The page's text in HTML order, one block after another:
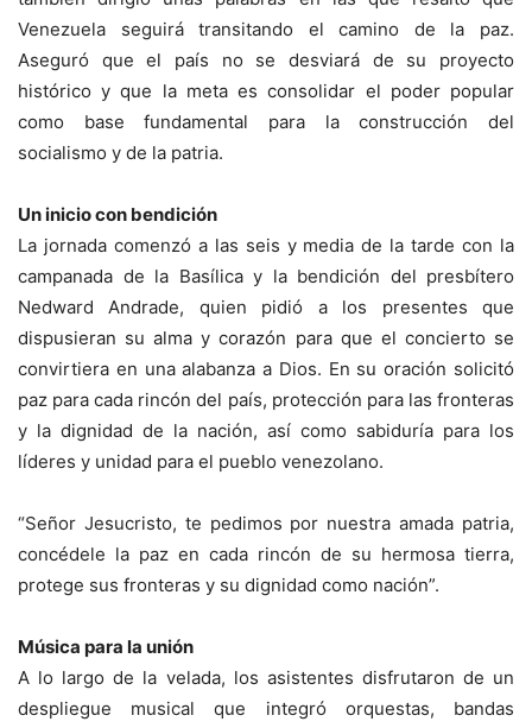
Venezuela seguirá transitando el camino de la paz.
Aseguró que el país no se desviará de su proyecto
histórico y que la meta es consolidar el poder popular
como base fundamental para la construcción del
socialismo y de la patria.
Un inicio con bendición
La jornada comenzó a las seis y media de la tarde con la
campanada de la Basílica y la bendición del presbítero
Nedward Andrade, quien pidió a los presentes que
dispusieran su alma y corazón para que el concierto se
convirtiera en una alabanza a Dios. En su oración solicitó
paz para cada rincón del país, protección para las fronteras
y la dignidad de la nación, así como sabiduría para los
líderes y unidad para el pueblo venezolano.
“Señor Jesucristo, te pedimos por nuestra amada patria,
concédele la paz en cada rincón de su hermosa tierra,
protege sus fronteras y su dignidad como nación”.
Música para la unión
A lo largo de la velada, los asistentes disfrutaron de un
despliegue musical que integró orquestas, bandas